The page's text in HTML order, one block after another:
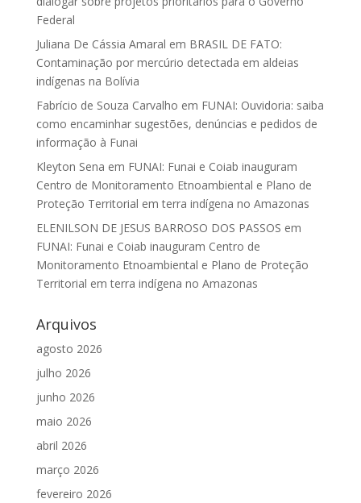
Federal
Juliana De Cássia Amaral em BRASIL DE FATO:
Contaminação por mercúrio detectada em aldeias
indígenas na Bolívia
Fabrício de Souza Carvalho em FUNAI: Ouvidoria: saiba
como encaminhar sugestões, denúncias e pedidos de
informação à Funai
Kleyton Sena em FUNAI: Funai e Coiab inauguram
Centro de Monitoramento Etnoambiental e Plano de
Proteção Territorial em terra indígena no Amazonas
ELENILSON DE JESUS BARROSO DOS PASSOS em
FUNAI: Funai e Coiab inauguram Centro de
Monitoramento Etnoambiental e Plano de Proteção
Territorial em terra indígena no Amazonas
Arquivos
agosto 2026
julho 2026
junho 2026
maio 2026
abril 2026
março 2026
fevereiro 2026